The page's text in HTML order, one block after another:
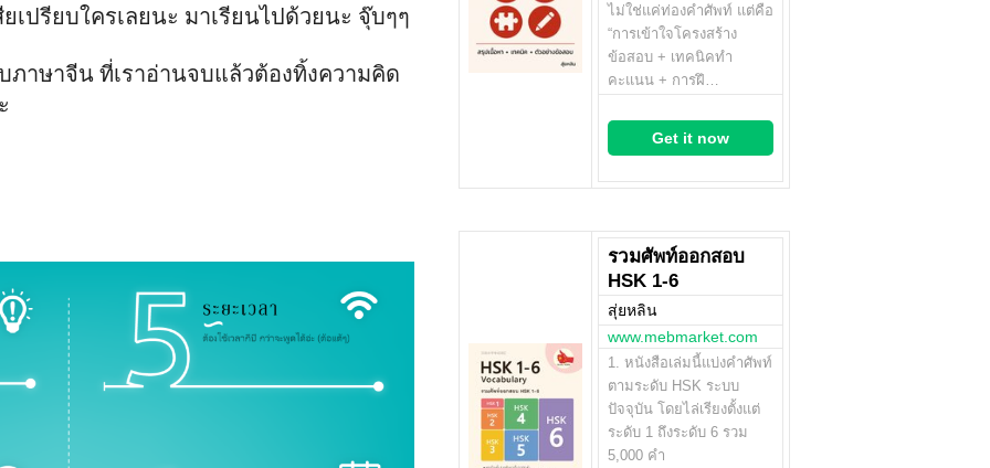
เปรียบใครเลยนะ มาเรียนไปด้วยนะ จุ๊บๆๆ
ภาษาจีน ที่เราอ่านจบแล้วต้องทิ้งความคิด
ไม่ใช่แค่ท่องคำศัพท์ แต่คือ
“การเข้าใจโครงสร้าง
ข้อสอบ + เทคนิคทำ
คะแนน + การฝึ…
Get it now
รวมศัพท์ออกสอบ
HSK 1-6
สุ่ยหลิน
www.mebmarket.com
1. หนังสือเล่มนี้แบ่งคำศัพท์
ตามระดับ HSK ระบบ
ปัจจุบัน โดยไล่เรียงตั้งแต่
ระดับ 1 ถึงระดับ 6 รวม
5,000 คำ